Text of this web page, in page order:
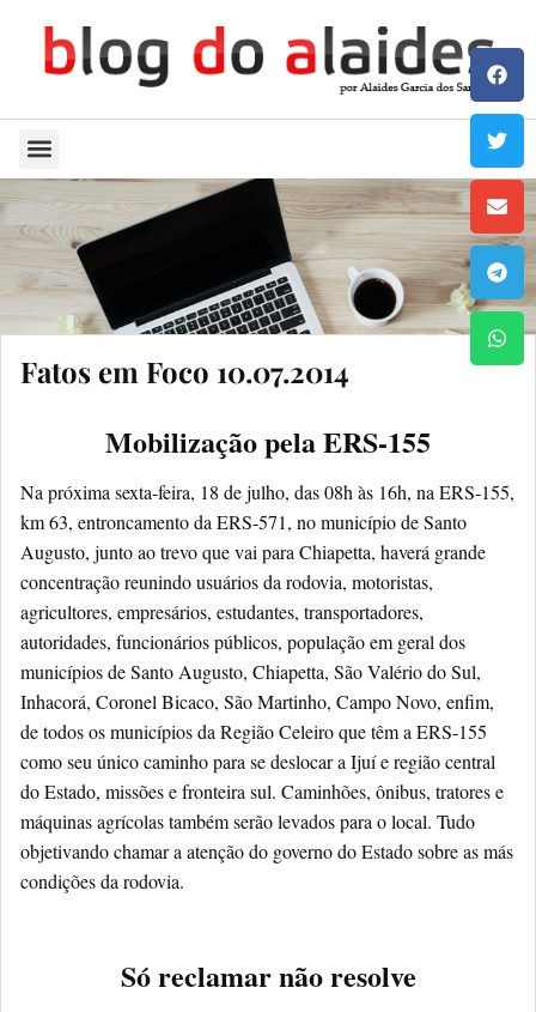
Fatos em Foco 10.07.2014
Mobilização pela ERS-155
Na próxima sexta-feira, 18 de julho, das 08h às 16h, na ERS-155,
km 63, entroncamento da ERS-571, no município de Santo
Augusto, junto ao trevo que vai para Chiapetta, haverá grande
concentração reunindo usuários da rodovia, motoristas,
agricultores, empresários, estudantes, transportadores,
autoridades, funcionários públicos, população em geral dos
municípios de Santo Augusto, Chiapetta, São Valério do Sul,
Inhacorá, Coronel Bicaco, São Martinho, Campo Novo, enfim,
de todos os municípios da Região Celeiro que têm a ERS-155
como seu único caminho para se deslocar a Ijuí e região central
do Estado, missões e fronteira sul. Caminhões, ônibus, tratores e
máquinas agrícolas também serão levados para o local. Tudo
objetivando chamar a atenção do governo do Estado sobre as más
condições da rodovia.
Só reclamar não resolve